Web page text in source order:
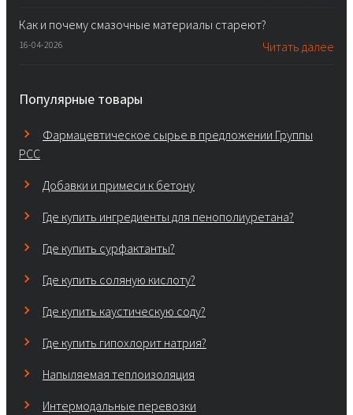
Как и почему смазочные материалы стареют?
16-04-2026 Читать далее
Популярные товары
Фармацевтическое сырье в предложении Группы
PCC
Добавки и примеси к бетону
Где купить ингредиенты для пенополиуретана?
Где купить сурфактанты?
Где купить соляную кислоту?
Где купить каустическую соду?
Где купить гипохлорит натрия?
Напыляемая теплоизоляция
Интермодальные перевозки